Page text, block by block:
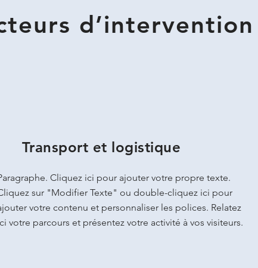
d’intervention
Transport et logistique
Cliquez ici pour ajouter votre propre texte.
sur "Modifier Texte" ou double-cliquez ici pour
votre contenu et personnaliser les polices. Relatez
votre parcours et présentez votre activité à vos visiteurs.